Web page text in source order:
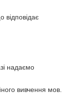
надаємо
вивчення мов.